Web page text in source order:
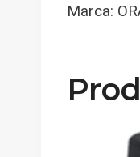
Marca: